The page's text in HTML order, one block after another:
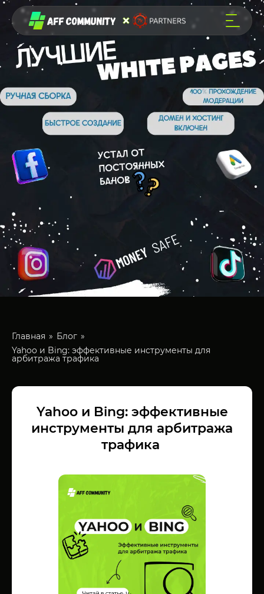
Главная
Блог
Yahoo и Bing: эффективные инструменты для
арбитража трафика
Yahoo и Bing: эффективные
инструменты для арбитража
трафика